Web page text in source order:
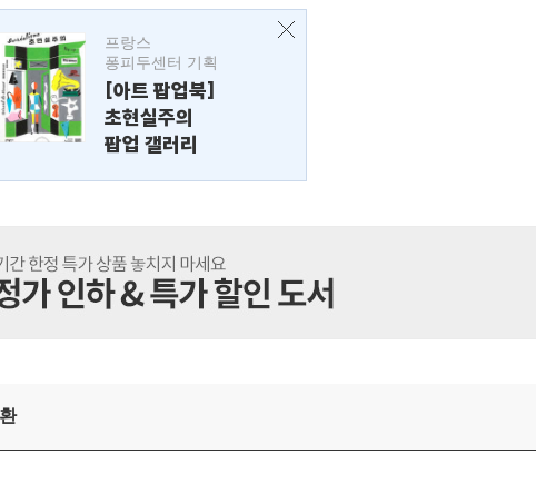
프랑스
퐁피두센터 기획
[아트 팝업북]
초현실주의
팝업 갤러리